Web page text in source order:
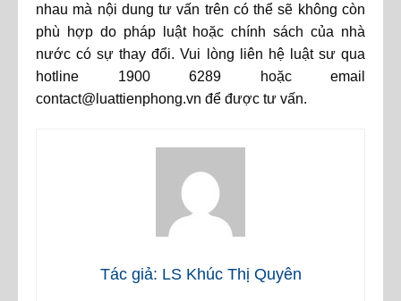
nhau mà nội dung tư vấn trên có thể sẽ không còn
phù hợp do pháp luật hoặc chính sách của nhà
nước có sự thay đổi. Vui lòng liên hệ luật sư qua
hotline 1900 6289 hoặc email
contact@luattienphong.vn để được tư vấn.
Tác giả: LS Khúc Thị Quyên